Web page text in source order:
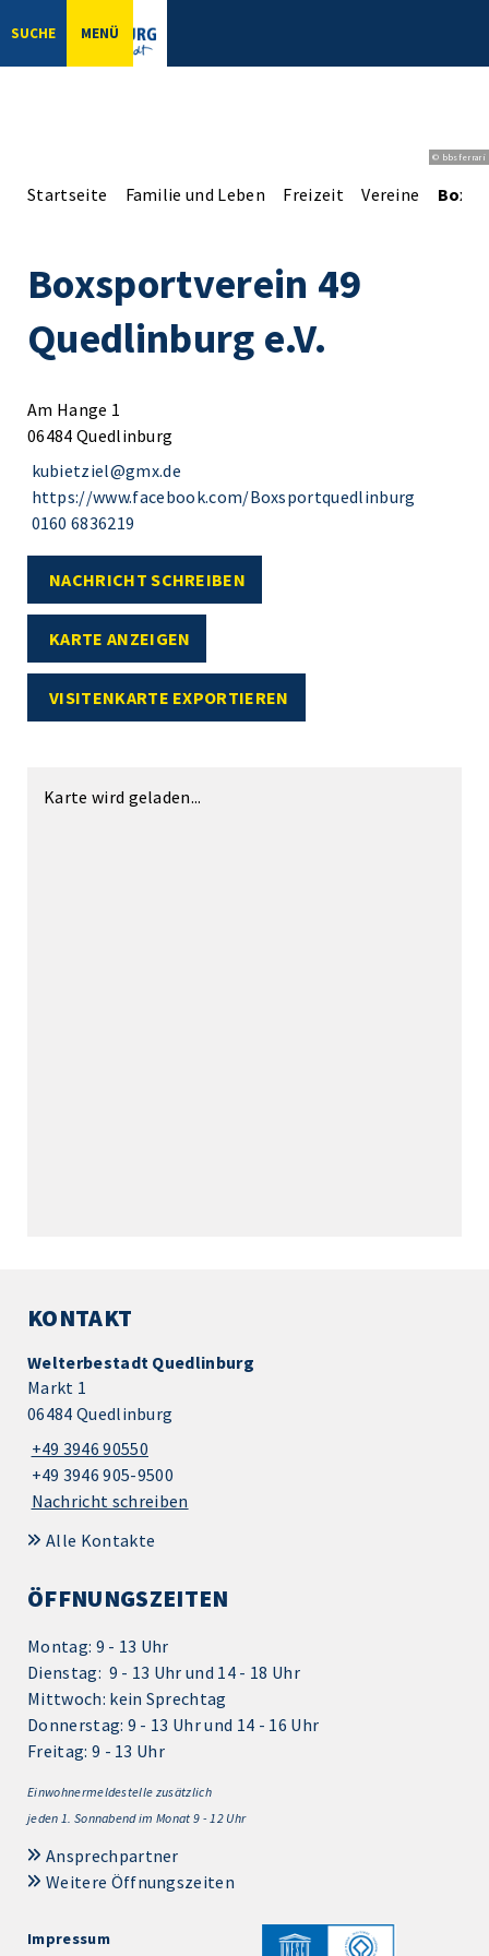
SUCHE MENÜ
© bbsferrari
Startseite Familie und Leben Freizeit Vereine
Boxsportverein 49
Quedlinburg e.V.
Am Hange 1
06484 Quedlinburg
kubietziel@gmx.de
https://www.facebook.com/Boxsportquedlinburg
0160 6836219
NACHRICHT SCHREIBEN
KARTE ANZEIGEN
VISITENKARTE EXPORTIEREN
Karte wird geladen...
KONTAKT
Welterbestadt Quedlinburg
Markt 1
06484 Quedlinburg
+49 3946 90550
+49 3946 905-9500
Nachricht schreiben
Alle Kontakte
ÖFFNUNGSZEITEN
Montag: 9 - 13 Uhr
Dienstag: 9 - 13 Uhr und 14 - 18 Uhr
Mittwoch: kein Sprechtag
Donnerstag: 9 - 13 Uhr und 14 - 16 Uhr
Freitag: 9 - 13 Uhr
Einwohnermeldestelle zusätzlich
jeden 1. Sonnabend im Monat 9 - 12 Uhr
Ansprechpartner
Weitere Öffnungszeiten
Impressum